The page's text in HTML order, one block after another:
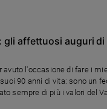
gli affettuosi auguri
avuto l'occasione di fare i
90 anni di vita: sono un
sempre di più i valori del